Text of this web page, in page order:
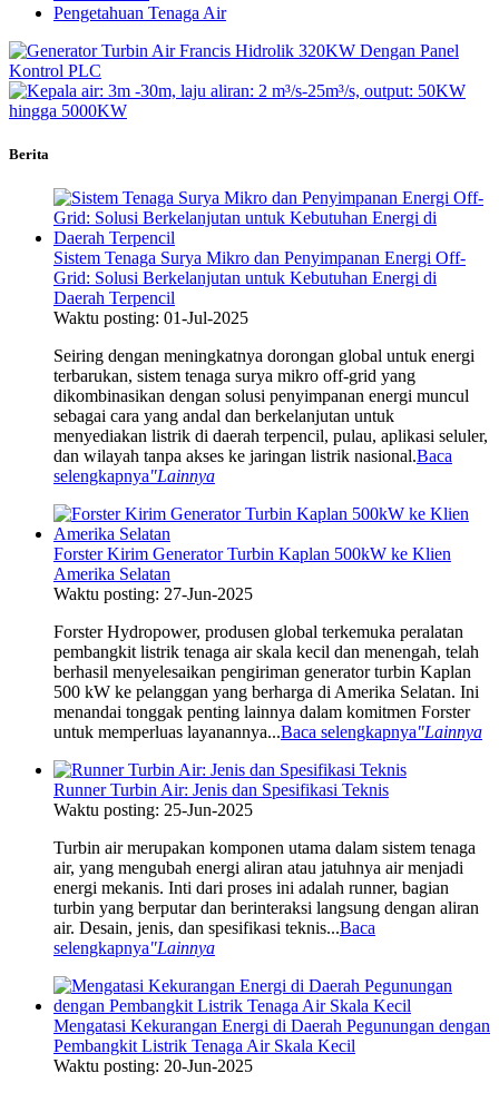
Pengetahuan Tenaga Air
Berita
Sistem Tenaga Surya Mikro dan Penyimpanan Energi Off-
Grid: Solusi Berkelanjutan untuk Kebutuhan Energi di
Daerah Terpencil
Waktu posting: 01-Jul-2025
Seiring dengan meningkatnya dorongan global untuk energi
terbarukan, sistem tenaga surya mikro off-grid yang
dikombinasikan dengan solusi penyimpanan energi muncul
sebagai cara yang andal dan berkelanjutan untuk
menyediakan listrik di daerah terpencil, pulau, aplikasi seluler,
dan wilayah tanpa akses ke jaringan listrik nasional.Baca
selengkapnya"Lainnya
Forster Kirim Generator Turbin Kaplan 500kW ke Klien
Amerika Selatan
Waktu posting: 27-Jun-2025
Forster Hydropower, produsen global terkemuka peralatan
pembangkit listrik tenaga air skala kecil dan menengah, telah
berhasil menyelesaikan pengiriman generator turbin Kaplan
500 kW ke pelanggan yang berharga di Amerika Selatan. Ini
menandai tonggak penting lainnya dalam komitmen Forster
untuk memperluas layanannya...Baca selengkapnya"Lainnya
Runner Turbin Air: Jenis dan Spesifikasi Teknis
Waktu posting: 25-Jun-2025
Turbin air merupakan komponen utama dalam sistem tenaga
air, yang mengubah energi aliran atau jatuhnya air menjadi
energi mekanis. Inti dari proses ini adalah runner, bagian
turbin yang berputar dan berinteraksi langsung dengan aliran
air. Desain, jenis, dan spesifikasi teknis...Baca
selengkapnya"Lainnya
Mengatasi Kekurangan Energi di Daerah Pegunungan dengan
Pembangkit Listrik Tenaga Air Skala Kecil
Waktu posting: 20-Jun-2025